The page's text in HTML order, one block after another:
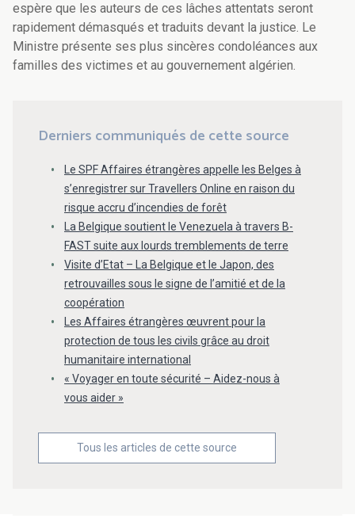
espère que les auteurs de ces lâches attentats seront
rapidement démasqués et traduits devant la justice. Le
Ministre présente ses plus sincères condoléances aux
familles des victimes et au gouvernement algérien.
Derniers communiqués de cette source
Le SPF Affaires étrangères appelle les Belges à
s’enregistrer sur Travellers Online en raison du
risque accru d’incendies de forêt
La Belgique soutient le Venezuela à travers B-
FAST suite aux lourds tremblements de terre
Visite d’Etat – La Belgique et le Japon, des
retrouvailles sous le signe de l’amitié et de la
coopération
Les Affaires étrangères œuvrent pour la
protection de tous les civils grâce au droit
humanitaire international
« Voyager en toute sécurité – Aidez-nous à
vous aider »
Tous les articles de cette source